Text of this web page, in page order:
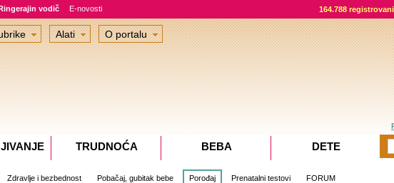
vodič E-novosti 164.788
Zdravlje i bezbednost Pobačaj, gubitak bebe Porođaj Prenatalni testovi FORUM
Alati O portalu
TRUDNOĆA BEBA DETE